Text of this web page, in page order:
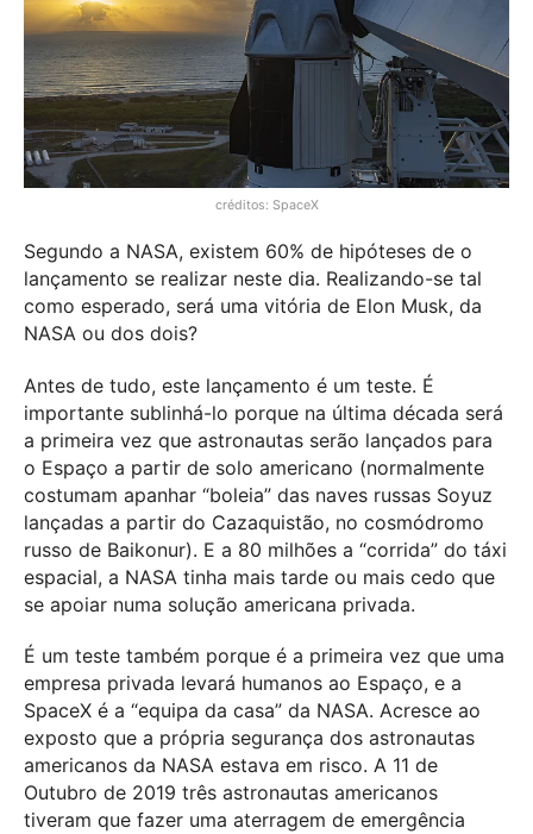
créditos: SpaceX
Segundo a NASA, existem 60% de hipóteses de o
lançamento se realizar neste dia. Realizando-se tal
como esperado, será uma vitória de Elon Musk, da
NASA ou dos dois?
Antes de tudo, este lançamento é um teste. É
importante sublinhá-lo porque na última década será
a primeira vez que astronautas serão lançados para
o Espaço a partir de solo americano (normalmente
costumam apanhar “boleia” das naves russas Soyuz
lançadas a partir do Cazaquistão, no cosmódromo
russo de Baikonur). E a 80 milhões a “corrida” do táxi
espacial, a NASA tinha mais tarde ou mais cedo que
se apoiar numa solução americana privada.
É um teste também porque é a primeira vez que uma
empresa privada levará humanos ao Espaço, e a
SpaceX é a “equipa da casa” da NASA. Acresce ao
exposto que a própria segurança dos astronautas
americanos da NASA estava em risco. A 11 de
Outubro de 2019 três astronautas americanos
tiveram que fazer uma aterragem de emergência